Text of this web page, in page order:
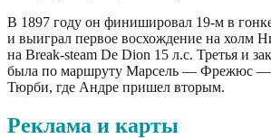
В 1897 году он финишировал 19-м в
и выиграл первое восхождение на холм
на Break-steam De Dion 15 л.с. Третья и
была по маршруту Марсель — Фрежюс
Тюрби, где Андре пришел вторым.
Реклама и карты